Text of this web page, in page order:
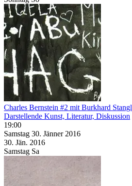
Charles Bernstein #2 mit Burkhard Stangl
Darstellende Kunst, Literatur, Diskussion
19:00
Samstag 30. Jänner 2016
30. Jän. 2016
Samstag Sa